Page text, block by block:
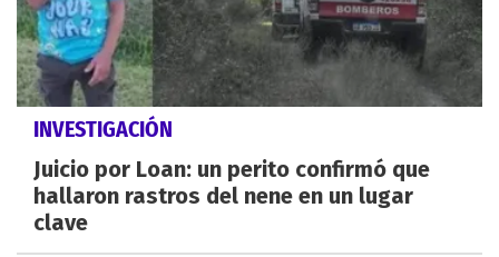
INVESTIGACIÓN
Juicio por Loan: un perito confirmó que
hallaron rastros del nene en un lugar
clave